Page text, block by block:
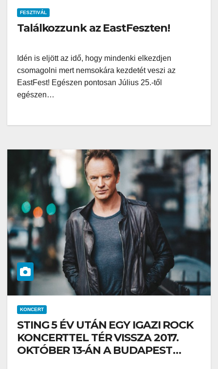
FESZTIVÁL
Találkozzunk az EastFeszten!
Idén is eljött az idő, hogy mindenki elkezdjen
csomagolni mert nemsokára kezdetét veszi az
EastFest! Egészen pontosan Július 25.-től
egészen…
KONCERT
STING 5 ÉV UTÁN EGY IGAZI ROCK
KONCERTTEL TÉR VISSZA 2017.
OKTÓBER 13-ÁN A BUDAPEST